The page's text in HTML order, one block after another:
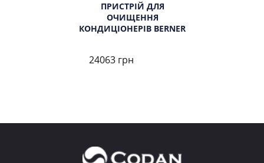
ПРИСТРІЙ ДЛЯ
ОЧИЩЕННЯ
КОНДИЦІОНЕРІВ BERNER
24063 грн